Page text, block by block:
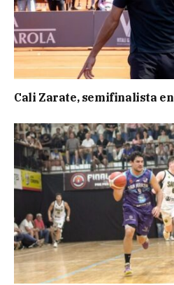
Cali Zarate, semifinalista